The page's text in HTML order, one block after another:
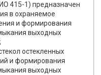
415-1) предназначен
в охраняемое
и формирования
выходных
остекленных
и формирования
выходных